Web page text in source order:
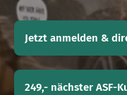
Jetzt anmelden &
249,- nächster ASF-